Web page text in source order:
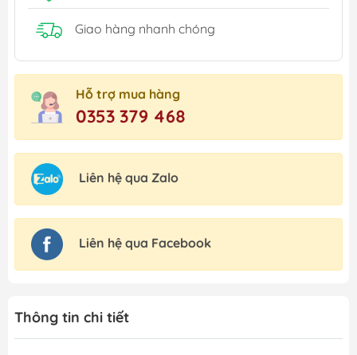
Giao hàng nhanh chóng
Hỗ trợ mua hàng
0353 379 468
Liên hệ qua Zalo
Liên hệ qua Facebook
Thông tin chi tiết